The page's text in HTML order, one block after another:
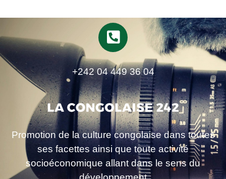
+242 04 449 36 04
Promotion de la culture congolaise dans toutes
ses facettes ainsi que toute activité
socioéconomique allant dans le sens du